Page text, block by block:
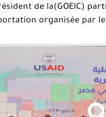
de la(GOEIC)
organisée par le